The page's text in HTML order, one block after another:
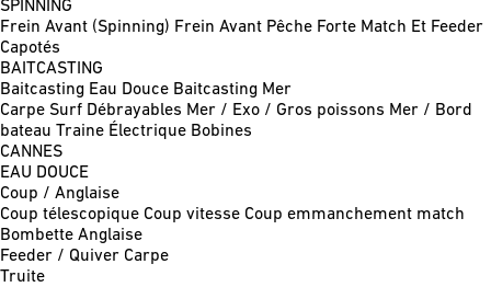
SPINNING
Frein Avant (Spinning) Frein Avant Pêche Forte Match Et Feeder
Capotés
BAITCASTING
Baitcasting Eau Douce Baitcasting Mer
Carpe Surf Débrayables Mer / Exo / Gros poissons Mer / Bord
bateau Traine Électrique Bobines
CANNES
EAU DOUCE
Coup / Anglaise
Coup télescopique Coup vitesse Coup emmanchement match
Bombette Anglaise
Feeder / Quiver Carpe
Truite